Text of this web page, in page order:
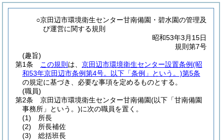
○京田辺市環境衛生センター甘南備園・碧水園の管理及
び運営に関する規則
昭和53年3月15日
規則第7号
(趣旨)
第1条
この規則 は、 京田辺市環境衛生センター設置条例(昭
和53年京田辺市条例第4号。以下「条例」という。)第5条
の規定に基づき、必要な事項を定めるものとする。
(職員)
第2条
京田辺市環境衛生センター甘南備園(以下「甘南備園
事務所」という。)に次の職員を置く。
(1)
所長
(2)
所長補佐
(3)
総括班長